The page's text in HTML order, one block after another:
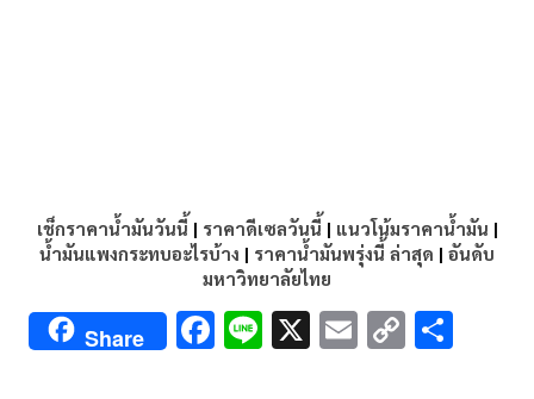
เช็กราคาน้ำมันวันนี้ | ราคาดีเซลวันนี้ | แนวโน้มราคาน้ำมัน |
น้ำมันแพงกระทบอะไรบ้าง | ราคาน้ำมันพรุ่งนี้ ล่าสุด | อันดับ
มหาวิทยาลัยไทย
Share F Li X E C